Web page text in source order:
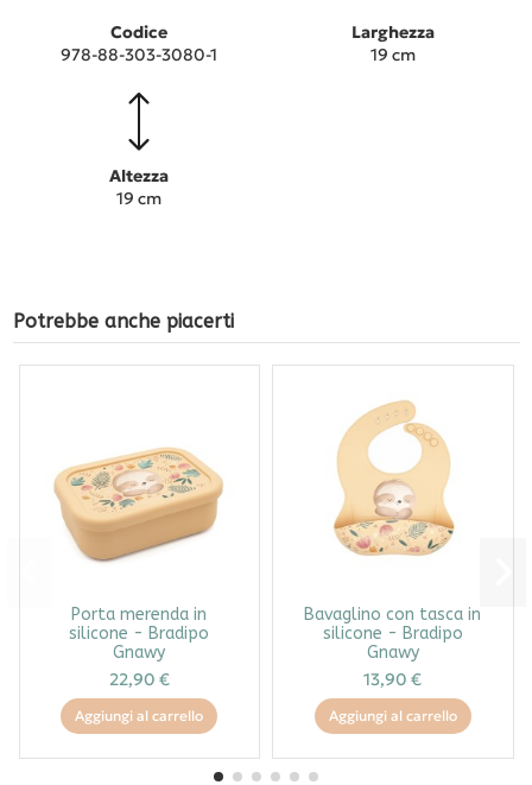
Codice
978-88-303-3080-1
Larghezza
19 cm
Altezza
19 cm
Potrebbe anche piacerti
Porta merenda in
silicone - Bradipo
Gnawy
22,90 €
Aggiungi al carrello
Bavaglino con tasca in
silicone - Bradipo
Gnawy
13,90 €
Aggiungi al carrello